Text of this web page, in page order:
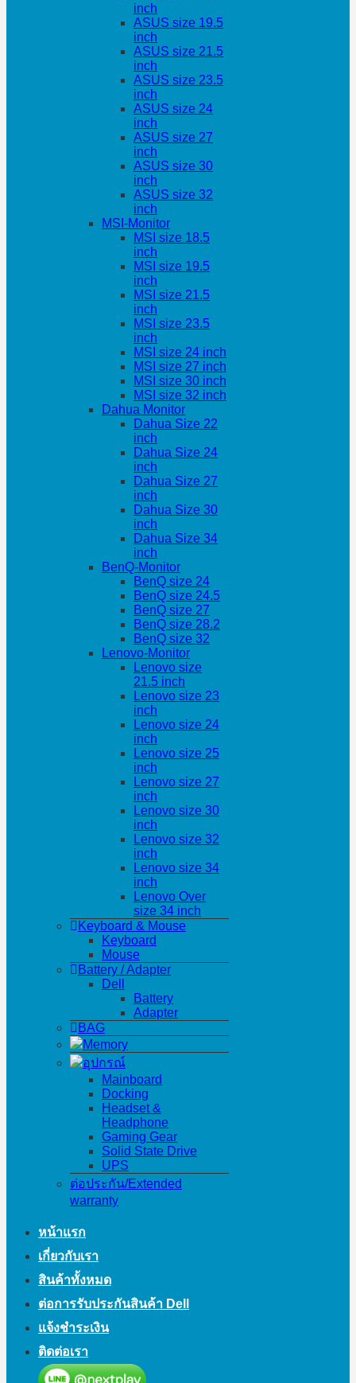
inch
ASUS size 19.5
inch
ASUS size 21.5
inch
ASUS size 23.5
inch
ASUS size 24
inch
ASUS size 27
inch
ASUS size 30
inch
ASUS size 32
inch
MSI-Monitor
MSI size 18.5
inch
MSI size 19.5
inch
MSI size 21.5
inch
MSI size 23.5
inch
MSI size 24 inch
MSI size 27 inch
MSI size 30 inch
MSI size 32 inch
Dahua Monitor
Dahua Size 22
inch
Dahua Size 24
inch
Dahua Size 27
inch
Dahua Size 30
inch
Dahua Size 34
inch
BenQ-Monitor
BenQ size 24
BenQ size 24.5
BenQ size 27
BenQ size 28.2
BenQ size 32
Lenovo-Monitor
Lenovo size
21.5 inch
Lenovo size 23
inch
Lenovo size 24
inch
Lenovo size 25
inch
Lenovo size 27
inch
Lenovo size 30
inch
Lenovo size 32
inch
Lenovo size 34
inch
Lenovo Over
size 34 inch
Keyboard & Mouse
Keyboard
Mouse
Battery / Adapter
Dell
Battery
Adapter
BAG
Memory
อุปกรณ์
Mainboard
Docking
Headset &
Headphone
Gaming Gear
Solid State Drive
UPS
ต่อประกัน/Extended
warranty
หน้าแรก
เกี่ยวกับเรา
สินค้าทั้งหมด
ต่อการรับประกันสินค้า Dell
แจ้งชำระเงิน
ติดต่อเรา